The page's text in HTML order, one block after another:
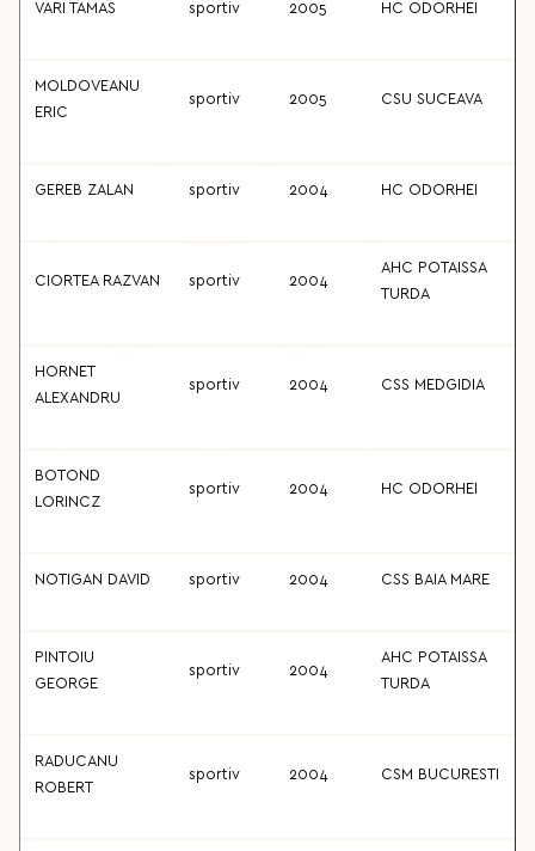
VARI TAMAS sportiv 2005 HC ODORHEI
MOLDOVEANU
ERIC
sportiv 2005 CSU SUCEAVA
GEREB ZALAN sportiv 2004 HC ODORHEI
CIORTEA RAZVAN sportiv 2004
AHC POTAISSA
TURDA
HORNET
ALEXANDRU
sportiv 2004 CSS MEDGIDIA
BOTOND
LORINCZ
sportiv 2004 HC ODORHEI
NOTIGAN DAVID sportiv 2004 CSS BAIA MARE
PINTOIU
GEORGE
sportiv 2004
AHC POTAISSA
TURDA
RADUCANU
ROBERT
sportiv 2004 CSM BUCURESTI